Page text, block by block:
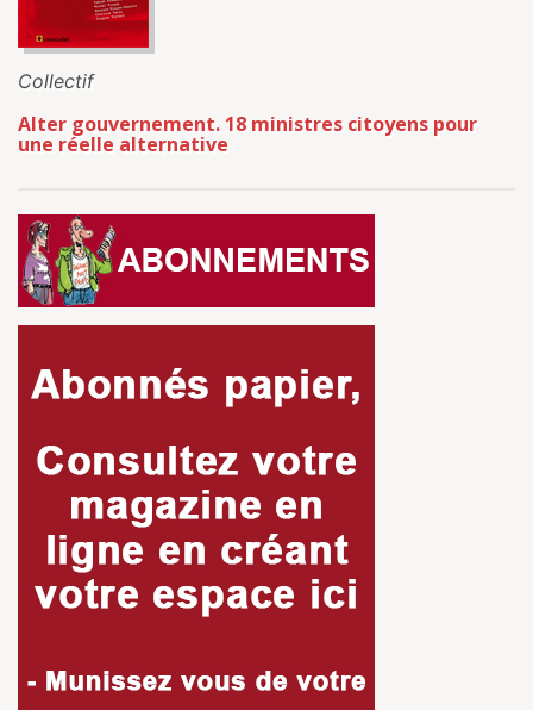
Collectif
Alter gouvernement. 18 ministres citoyens pour
une réelle alternative